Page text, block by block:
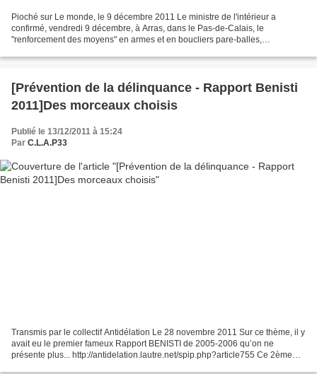
Pioché sur Le monde, le 9 décembre 2011 Le ministre de l'intérieur a
confirmé, vendredi 9 décembre, à Arras, dans le Pas-de-Calais, le
"renforcement des moyens" en armes et en boucliers pare-balles,
[Prévention de la délinquance - Rapport Benisti
2011]Des morceaux choisis
Publié le 13/12/2011 à 15:24
Par C.L.A.P33
Transmis par le collectif Antidélation Le 28 novembre 2011 Sur ce thème, il y
avait eu le premier fameux Rapport BENISTI de 2005-2006 qu’on ne
présente plus... http://antidelation.lautre.net/spip.php?article755 Ce 2ème